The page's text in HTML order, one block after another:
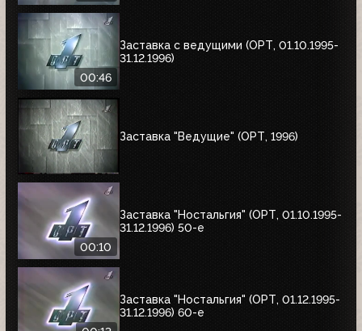
00:46
Заставка с ведущими (ОРТ, 01.10.1995-
31.12.1996)
Заставка "Ведущие" (ОРТ, 1996)
00:10
Заставка "Ностальгия" (ОРТ, 01.10.1995-
31.12.1996) 50-е
Заставка "Ностальгия" (ОРТ, 01.12.1995-
31.12.1996) 60-е